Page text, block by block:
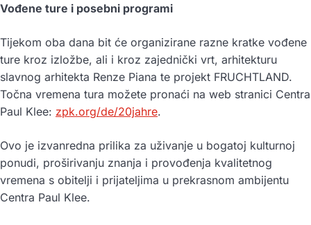
Vođene ture i posebni programi
Tijekom oba dana bit će organizirane razne kratke vođene
ture kroz izložbe, ali i kroz zajednički vrt, arhitekturu
slavnog arhitekta Renze Piana te projekt FRUCHTLAND.
Točna vremena tura možete pronaći na web stranici Centra
Paul Klee: zpk.org/de/20jahre.
Ovo je izvanredna prilika za uživanje u bogatoj kulturnoj
ponudi, proširivanju znanja i provođenja kvalitetnog
vremena s obitelji i prijateljima u prekrasnom ambijentu
Centra Paul Klee.